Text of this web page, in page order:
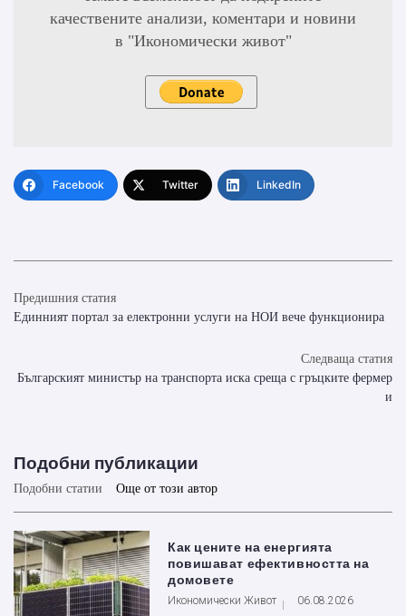
качествените анализи, коментари и новини
в "Икономически живот"
Facebook Twitter LinkedIn
Предишния статия
Единният портал за електронни услуги на НОИ вече функционира
Следваща статия
Българският министър на транспорта иска среща с гръцките фермер
и
Подобни публикации
Подобни статии Още от този автор
Как цените на енергията
повишават ефективността на
домовете
Икономически Живот 06.08.2026